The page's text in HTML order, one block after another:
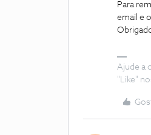
Para
email e
Ajude a
"Like"